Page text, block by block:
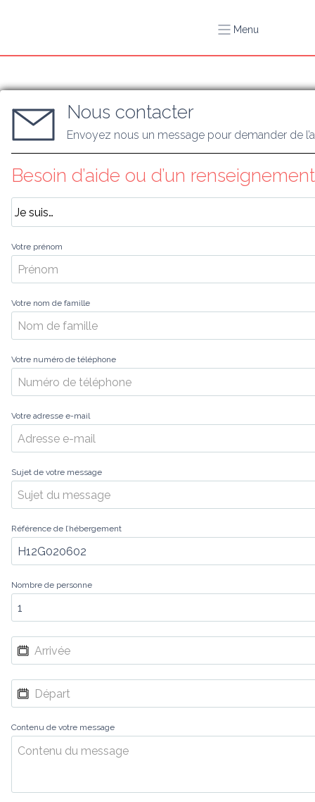
Menu
Nous contacter
Envoyez nous un message pour demander de
Besoin d’aide ou d’un
Votre prénom
Votre nom de famille
Votre numéro de téléphone
Votre adresse e-mail
Sujet de votre message
Référence de l’hébergement
Nombre de personne
Contenu de votre message